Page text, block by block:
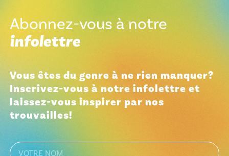
Abonnez-vous à notre
infolettre
Vous êtes du genre à ne rien manquer?
Inscrivez-vous à notre infolettre et
laissez-vous inspirer par nos
trouvailles!